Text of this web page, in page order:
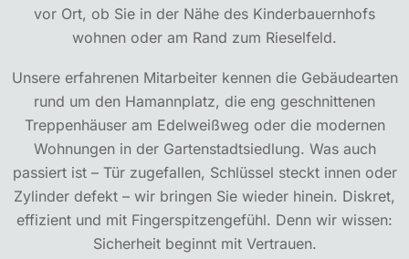
vor Ort, ob Sie in der Nähe des Kinderbauernhofs
wohnen oder am Rand zum Rieselfeld.
Unsere erfahrenen Mitarbeiter kennen die Gebäudearten
rund um den Hamannplatz, die eng geschnittenen
Treppenhäuser am Edelweißweg oder die modernen
Wohnungen in der Gartenstadtsiedlung. Was auch
passiert ist – Tür zugefallen, Schlüssel steckt innen oder
Zylinder defekt – wir bringen Sie wieder hinein. Diskret,
effizient und mit Fingerspitzengefühl. Denn wir wissen:
Sicherheit beginnt mit Vertrauen.